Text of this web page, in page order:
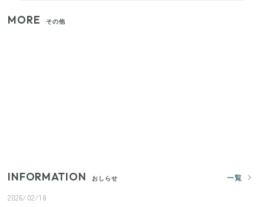
MORE その他
INFORMATION おしらせ
一覧
2026/02/18